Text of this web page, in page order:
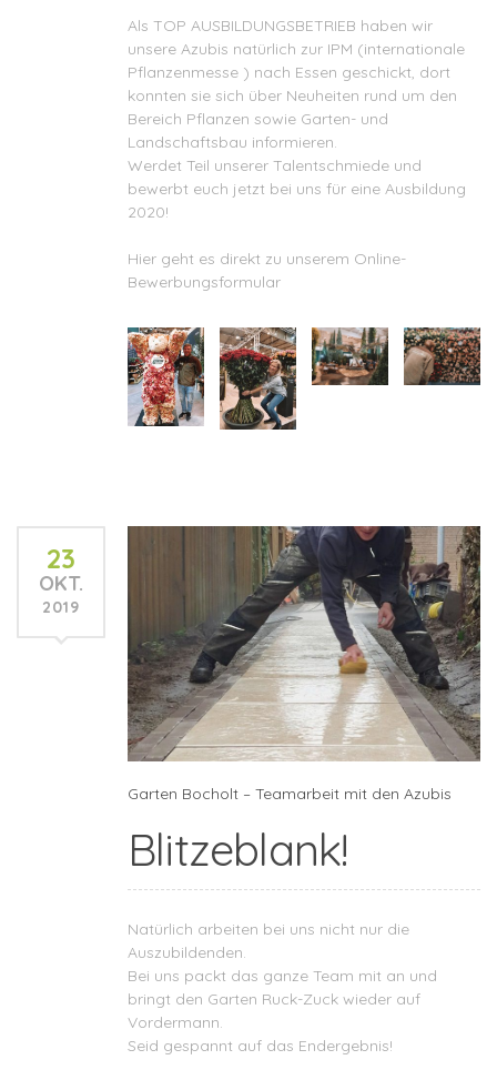
Als TOP AUSBILDUNGSBETRIEB haben wir
unsere Azubis natürlich zur IPM (internationale
Pflanzenmesse ) nach Essen geschickt, dort
konnten sie sich über Neuheiten rund um den
Bereich Pflanzen sowie Garten- und
Landschaftsbau informieren.
Werdet Teil unserer Talentschmiede und
bewerbt euch jetzt bei uns für eine Ausbildung
2020!
Hier geht es direkt zu unserem Online-
Bewerbungsformular
23
OKT.
2019
Garten Bocholt – Teamarbeit mit den Azubis
Blitzeblank!
Natürlich arbeiten bei uns nicht nur die
Auszubildenden.
Bei uns packt das ganze Team mit an und
bringt den Garten Ruck-Zuck wieder auf
Vordermann.
Seid gespannt auf das Endergebnis!